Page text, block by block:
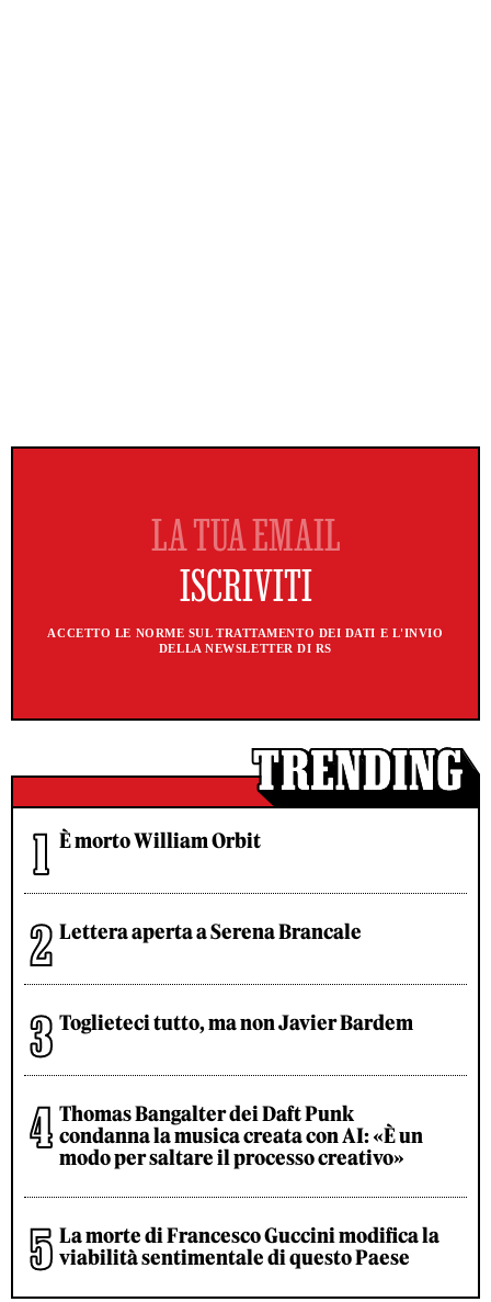
ACCETTO LE NORME SUL TRATTAMENTO DEI DATI E L'INVIO
DELLA NEWSLETTER DI RS
È morto William Orbit
Lettera aperta a Serena Brancale
Toglieteci tutto, ma non Javier Bardem
Thomas Bangalter dei Daft Punk
condanna la musica creata con AI: «È un
modo per saltare il processo creativo»
La morte di Francesco Guccini modifica la
viabilità sentimentale di questo Paese